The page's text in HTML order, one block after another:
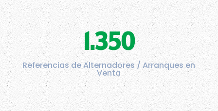
1.350
Referencias de Alternadores / Arranques en
Venta